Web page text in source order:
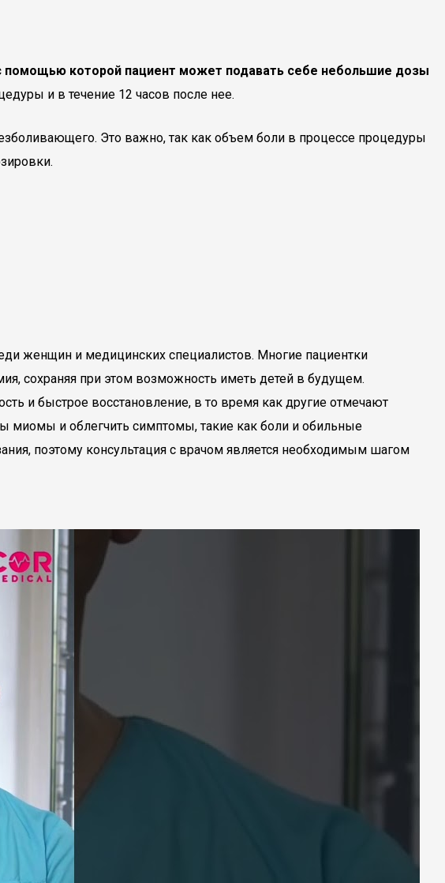
помощью которой пациент может подавать себе небольшие дозы
и в течение 12 часов после нее.
Это важно, так как объем боли в процессе процедуры
женщин и медицинских специалистов. Многие пациентки
сохраняя при этом возможность иметь детей в будущем.
и быстрое восстановление, в то время как другие отмечают
миомы и облегчить симптомы, такие как боли и обильные
поэтому консультация с врачом является необходимым шагом